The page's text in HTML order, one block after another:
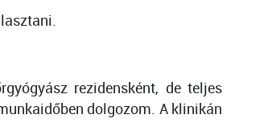
rezidensként, de teljes
dolgozom. A klinikán